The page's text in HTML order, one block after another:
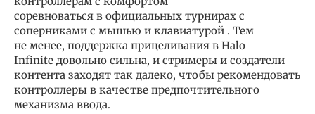
соревноваться в официальных турнирах с
соперниками с мышью и клавиатурой . Тем
не менее, поддержка прицеливания в Halo
Infinite довольно сильна, и стримеры и создатели
контента заходят так далеко, чтобы рекомендовать
контроллеры в качестве предпочтительного
механизма ввода.